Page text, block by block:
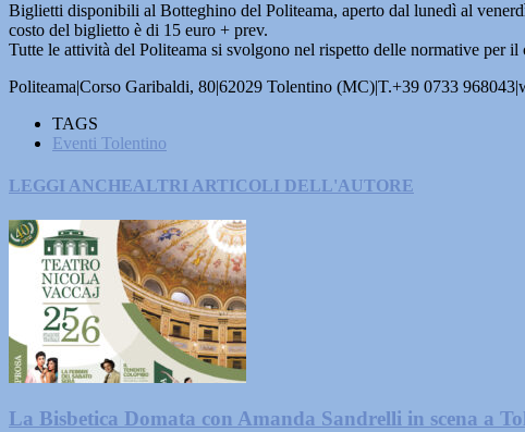
Biglietti disponibili al Botteghino del Politeama, aperto dal lunedì al
costo del biglietto è di 15 euro + prev.
Tutte le attività del Politeama si svolgono nel rispetto delle normative per
Politeama|Corso Garibaldi, 80|62029 Tolentino (MC)|T.+39 0733
TAGS
Eventi Tolentino
LEGGI ANCHEALTRI ARTICOLI DELL'AUTORE
La Bisbetica Domata con Amanda Sandrelli in scena a